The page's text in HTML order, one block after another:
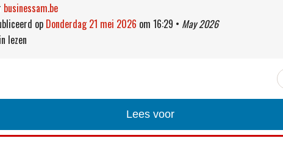
businessam.be
op donderdag 21 mei 2026 om 16:29 • May 2026
lezen
Lees voor